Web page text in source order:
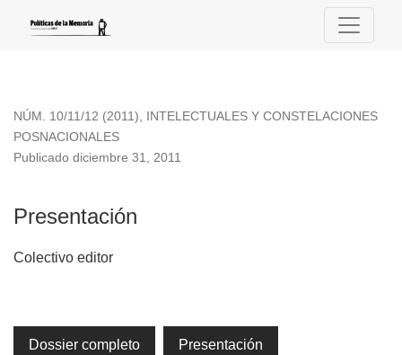
NÚM. 10/11/12 (2011), INTELECTUALES Y CONSTELACIONES
POSNACIONALES
Presentación
Publicado diciembre 31, 2011
Colectivo editor
Dossier completo Presentación